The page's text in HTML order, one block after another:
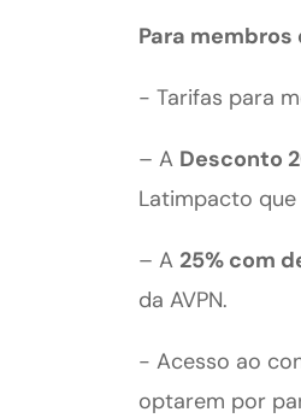
Para
- Tarifas para
– A Desconto
Latimpacto
– A 25% com
da AVPN.
- Acesso ao
optarem por